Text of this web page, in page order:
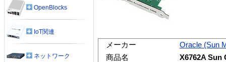
メーカー
Oracle (Sun
商品名
X6762A Sun
OpenBlocks
IoT関連
ネットワーク